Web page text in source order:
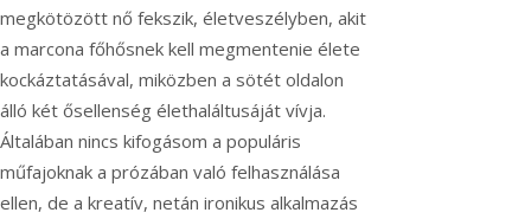
megkötözött nő fekszik, életveszélyben, akit
a marcona főhősnek kell megmentenie élete
kockáztatásával, miközben a sötét oldalon
álló két ősellenség élethaláltusáját vívja.
Általában nincs kifogásom a populáris
műfajoknak a prózában való felhasználása
ellen, de a kreatív, netán ironikus alkalmazás